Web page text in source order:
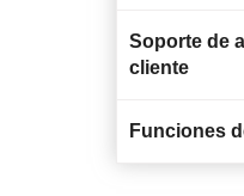
Soporte de
cliente
Funciones